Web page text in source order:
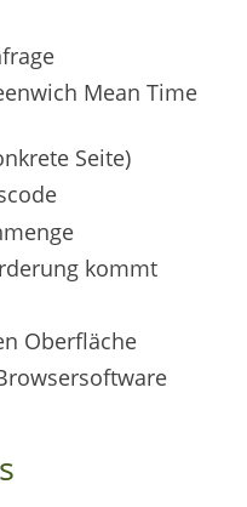
Mean Time
Seite)
kommt
Oberfläche